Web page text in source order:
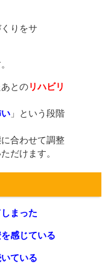
りをサ
とのリハビリ
」という段階
合わせて調整
だけます。
まった
感じている
ている